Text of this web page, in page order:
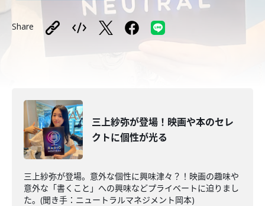
Share
三上紗弥が登場！映画や本のセレ
クトに個性が光る
三上紗弥が登場。意外な個性に興味津々？！映画の趣味や
意外な「書くこと」への興味などプライベートに迫りまし
た。(聞き手：ニュートラルマネジメント岡本)